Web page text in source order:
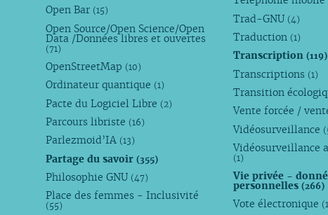
Open Bar (15)
Open Source/Open Science/Open
Data /Données libres et ouvertes
(71)
OpenStreetMap (10)
Ordinateur quantique (1)
Pacte du Logiciel Libre (2)
Parcours libriste (16)
Parlezmoid’IA (13)
Partage du savoir(355)
Philosophie GNU (47)
Place des femmes - Inclusivité
(55)
Trad-GNU (4)
Traduction (1)
Transcription(119)
Transcriptions (1)
Transition
Vente forcée /
Vidéosurveillance
Vidéosurveillance
(1)
Vie privée -
personnelles(266)
Vote électronique